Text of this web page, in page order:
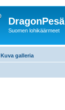
DragonPesä
Suomen lohikäärmeet
Kuva galleria